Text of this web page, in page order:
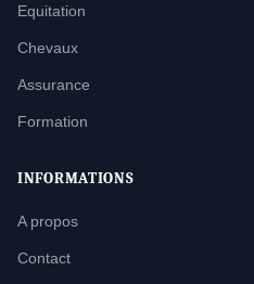
Equitation
Chevaux
Assurance
Formation
INFORMATIONS
A propos
Contact